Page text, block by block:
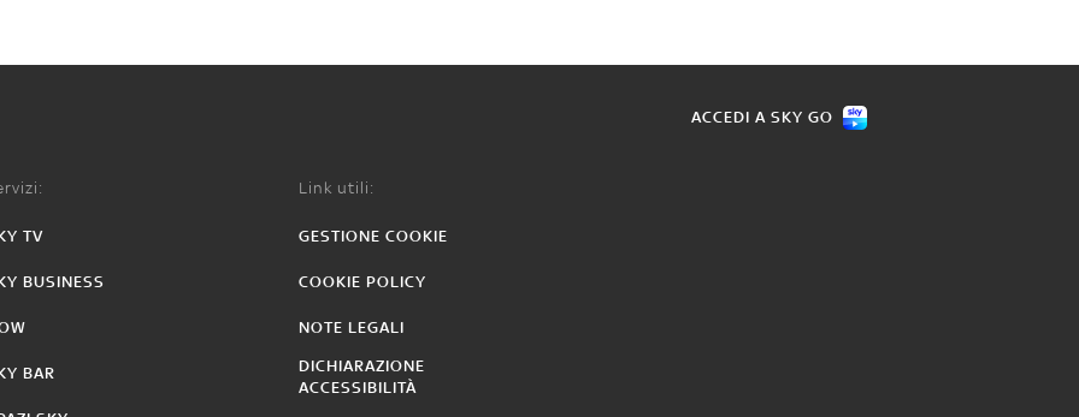
ACCEDI A SKY GO
TV
BUSINESS
BAR
Link utili:
GESTIONE COOKIE
COOKIE POLICY
NOTE LEGALI
DICHIARAZIONE
ACCESSIBILITÀ